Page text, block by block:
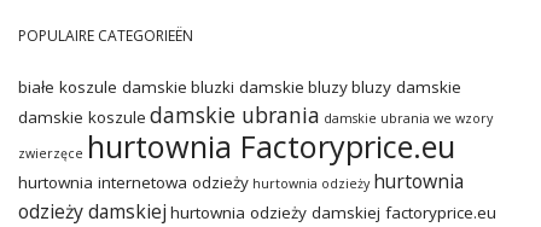
POPULAIRE CATEGORIEËN
białe koszule damskie bluzki damskie bluzybluzy damskie
damskie koszule damskie ubrania damskie ubrania we wzory
zwierzęce hurtownia Factoryprice.eu
hurtownia internetowa odzieży hurtownia odzieży hurtownia
odzieży damskiej hurtownia odzieży damskiej factoryprice.eu